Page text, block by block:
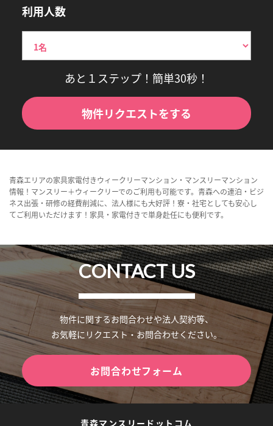
利用人数
あと１ステップ！簡単30秒！
物件リクエストをする
青森エリアの家具家電付きウィークリーマンション・マンスリーマンション
情報！マンスリー＋ウィークリーでのご利用も可能です。青森への連泊・ビジ
ネス出張・研修の経費削減に、法人様にも大好評！寮・社宅としても安心し
てご利用いただけます！家具・家電付きで単身赴任にも便利です。
CONTACT US
物件に関するお問合わせや法人契約等、
お気軽にリクエスト・お問合わせください。
お問合わせフォーム
青森マンスリードットコム